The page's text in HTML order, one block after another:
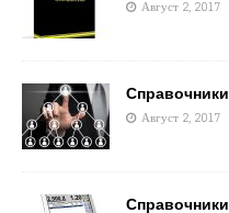
Август 2, 2017
Август 2, 2017